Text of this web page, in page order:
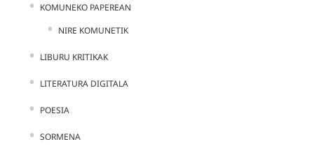
KOMUNEKO PAPEREAN
NIRE KOMUNETIK
LIBURU KRITIKAK
LITERATURA DIGITALA
POESIA
SORMENA